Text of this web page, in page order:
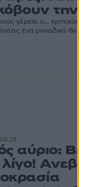
την
γέμισε ο… κρητικός
ένα μοναδικό θέαμα.
αύριο: